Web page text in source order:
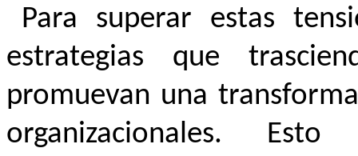
Para superar estas
estrategias que
promuevan una
organizacionales.